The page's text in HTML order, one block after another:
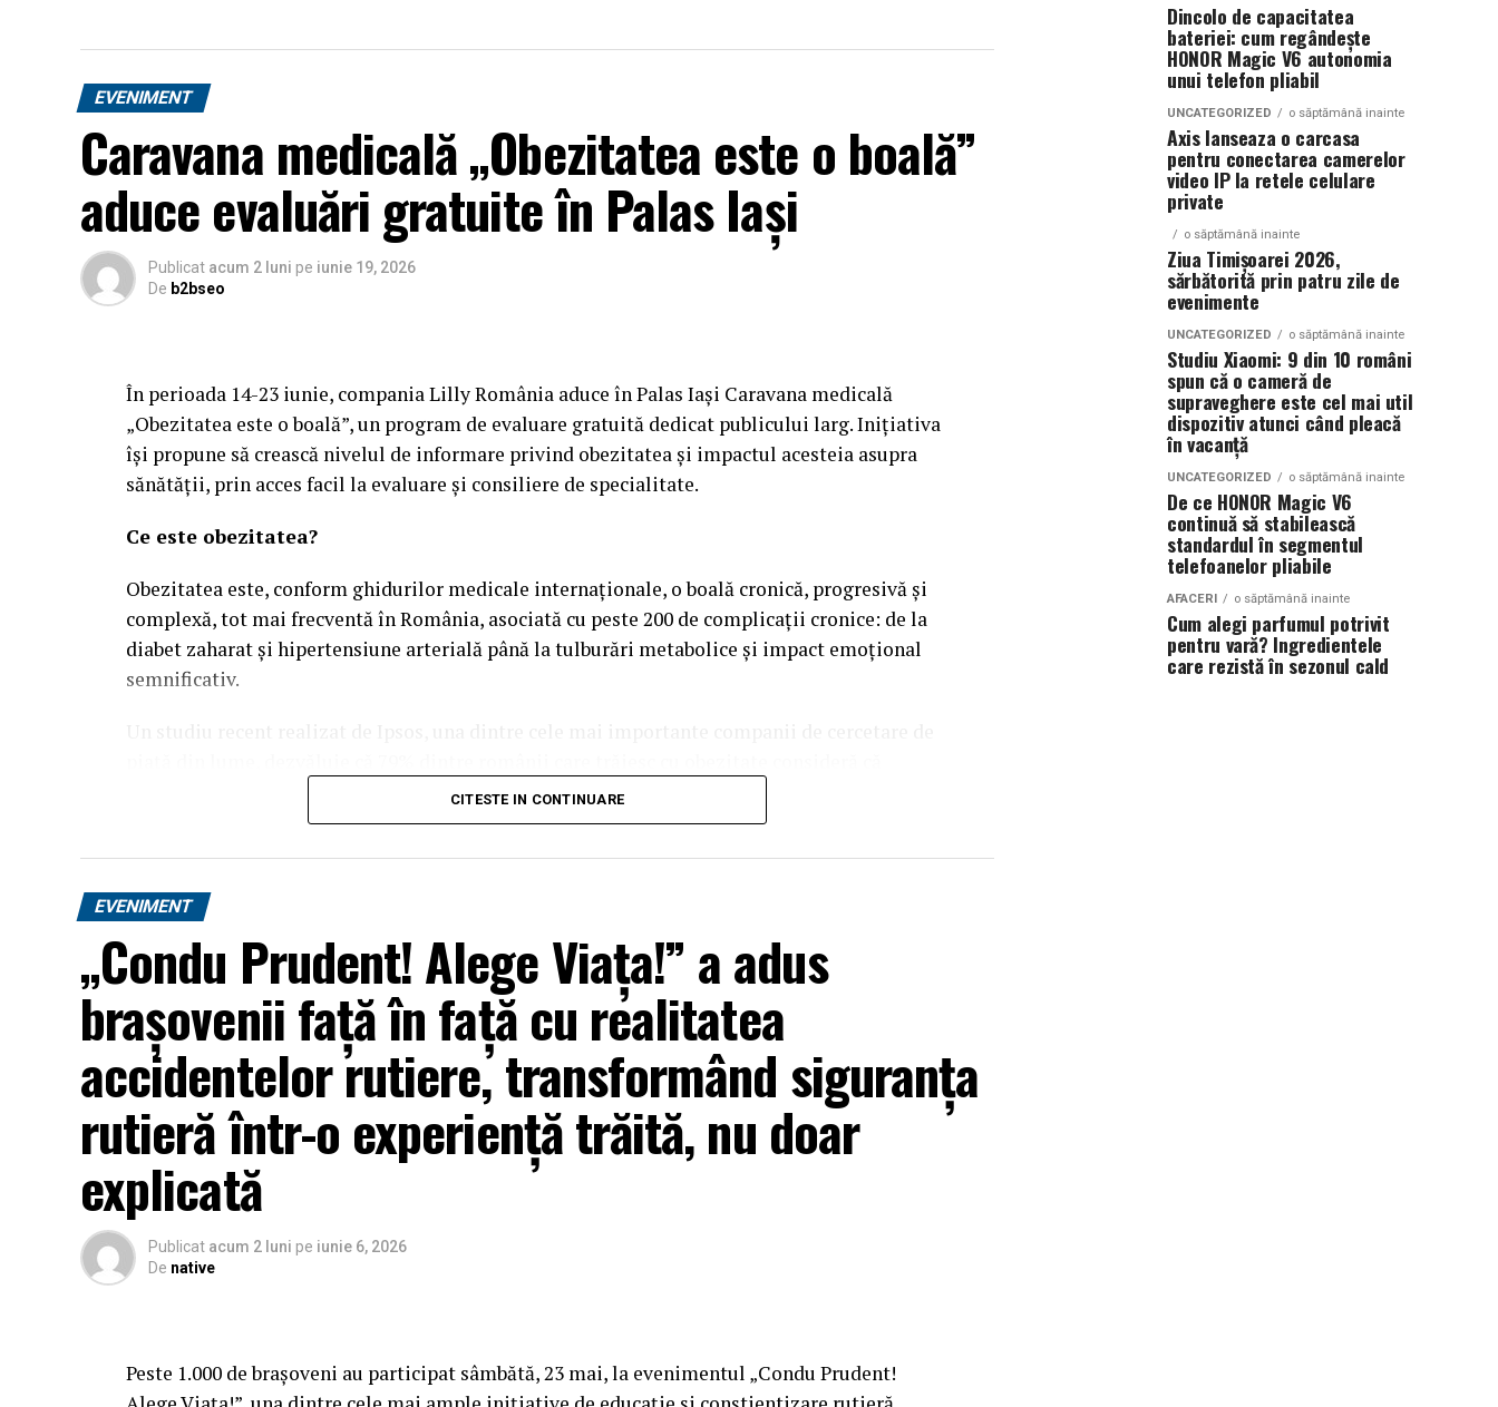
EVENIMENT
Caravana medicală „Obezitatea este o boală”
aduce evaluări gratuite în Palas Iași
Publicat acum 2 luni pe iunie 19, 2026
De b2bseo
În perioada 14-23 iunie, compania Lilly România aduce în Palas Iași Caravana medicală
„Obezitatea este o boală”, un program de evaluare gratuită dedicat publicului larg. Inițiativa
își propune să crească nivelul de informare privind obezitatea și impactul acesteia asupra
sănătății, prin acces facil la evaluare și consiliere de specialitate.
Ce este obezitatea?
Obezitatea este, conform ghidurilor medicale internaționale, o boală cronică, progresivă și
complexă, tot mai frecventă în România, asociată cu peste 200 de complicații cronice: de la
diabet zaharat și hipertensiune arterială până la tulburări metabolice și impact emoțional
semnificativ.
afecțiunea lor „se poate preveni prin alegeri personale” – cea mai mare cifră din toate țările
studiate și cu mult peste media globală de 66%. Această cifră subliniază nevoia de a înțelege
că, dincolo de stilul de viață, există o rezistență biologică ce face procesul de slăbire dificil
CITESTE IN CONTINUARE
EVENIMENT
„Condu Prudent! Alege Viața!” a adus
brașovenii față în față cu realitatea
accidentelor rutiere, transformând siguranța
rutieră într-o experiență trăită, nu doar
explicată
Publicat acum 2 luni pe iunie 6, 2026
De native
Peste 1.000 de brașoveni au participat sâmbătă, 23 mai, la evenimentul „Condu Prudent!
Dincolo de capacitatea
bateriei: cum regândește
HONOR Magic V6 autonomia
unui telefon pliabil
UNCATEGORIZED o săptămână inainte
Axis lanseaza o carcasa
pentru conectarea camerelor
video IP la retele celulare
private
o săptămână inainte
Ziua Timișoarei 2026,
sărbătorită prin patru zile de
evenimente
UNCATEGORIZED o săptămână inainte
Studiu Xiaomi: 9 din 10 români
spun că o cameră de
supraveghere este cel mai util
dispozitiv atunci când pleacă
în vacanță
UNCATEGORIZED o săptămână inainte
De ce HONOR Magic V6
continuă să stabilească
standardul în segmentul
telefoanelor pliabile
AFACERI o săptămână inainte
Cum alegi parfumul potrivit
pentru vară? Ingredientele
care rezistă în sezonul cald